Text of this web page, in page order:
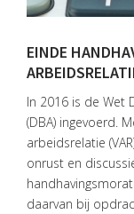
EINDE
In 2016 is de Wet
(DBA) ingevoerd.
arbeidsrelatie
onrust en
daarvan bij